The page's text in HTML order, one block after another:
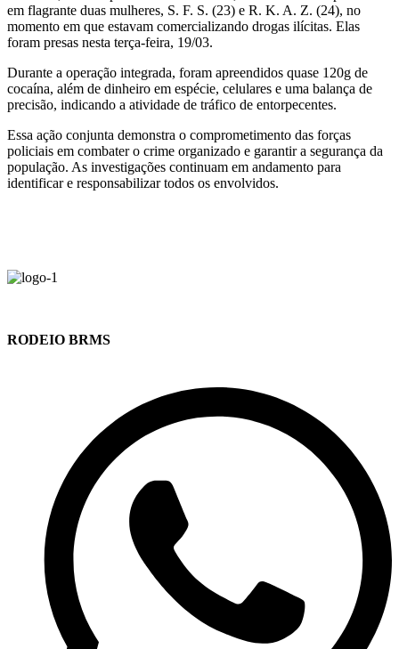
em flagrante duas mulheres, S. F. S. (23) e R. K. A. Z. (24), no
momento em que estavam comercializando drogas ilícitas. Elas
foram presas nesta terça-feira, 19/03.
Durante a operação integrada, foram apreendidos quase 120g de
cocaína, além de dinheiro em espécie, celulares e uma balança de
precisão, indicando a atividade de tráfico de entorpecentes.
Essa ação conjunta demonstra o comprometimento das forças
policiais em combater o crime organizado e garantir a segurança da
população. As investigações continuam em andamento para
identificar e responsabilizar todos os envolvidos.
RODEIO BRMS